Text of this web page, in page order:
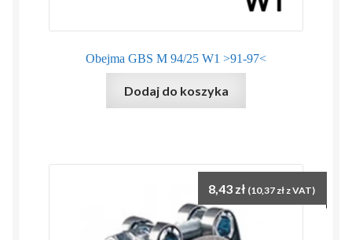
Obejma GBS M 94/25 W1 >91-97<
Dodaj do koszyka
8,43 zł (10,37 zł z VAT)